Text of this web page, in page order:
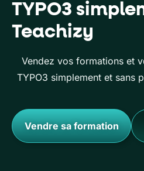
TYPO3
Teachizy
Vendez vos formations et
TYPO3 simplement et sans
Vendre sa formation